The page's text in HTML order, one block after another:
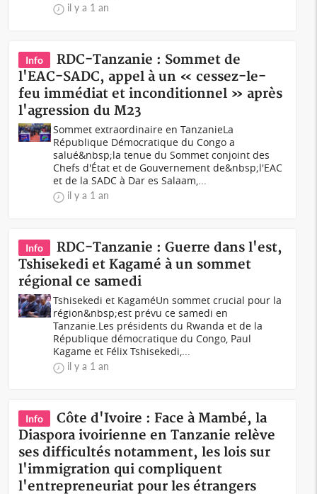
il y a 1 an
Info
RDC-Tanzanie : Sommet de
l'EAC-SADC, appel à un « cessez-le-
feu immédiat et inconditionnel » après
l'agression du M23
Sommet extraordinaire en TanzanieLa
République Démocratique du Congo a
salué&nbsp;la tenue du Sommet conjoint des
Chefs d'État et de Gouvernement de&nbsp;l'EAC
et de la SADC à Dar es Salaam,...
il y a 1 an
Info
RDC-Tanzanie : Guerre dans l'est,
Tshisekedi et Kagamé à un sommet
régional ce samedi
Tshisekedi et KagaméUn sommet crucial pour la
région&nbsp;est prévu ce samedi en
Tanzanie.Les présidents du Rwanda et de la
République démocratique du Congo, Paul
Kagame et Félix Tshisekedi,...
il y a 1 an
Info
Côte d'Ivoire : Face à Mambé, la
Diaspora ivoirienne en Tanzanie relève
ses difficultés notamment, les lois sur
l'immigration qui compliquent
l'entrepreneuriat pour les étrangers